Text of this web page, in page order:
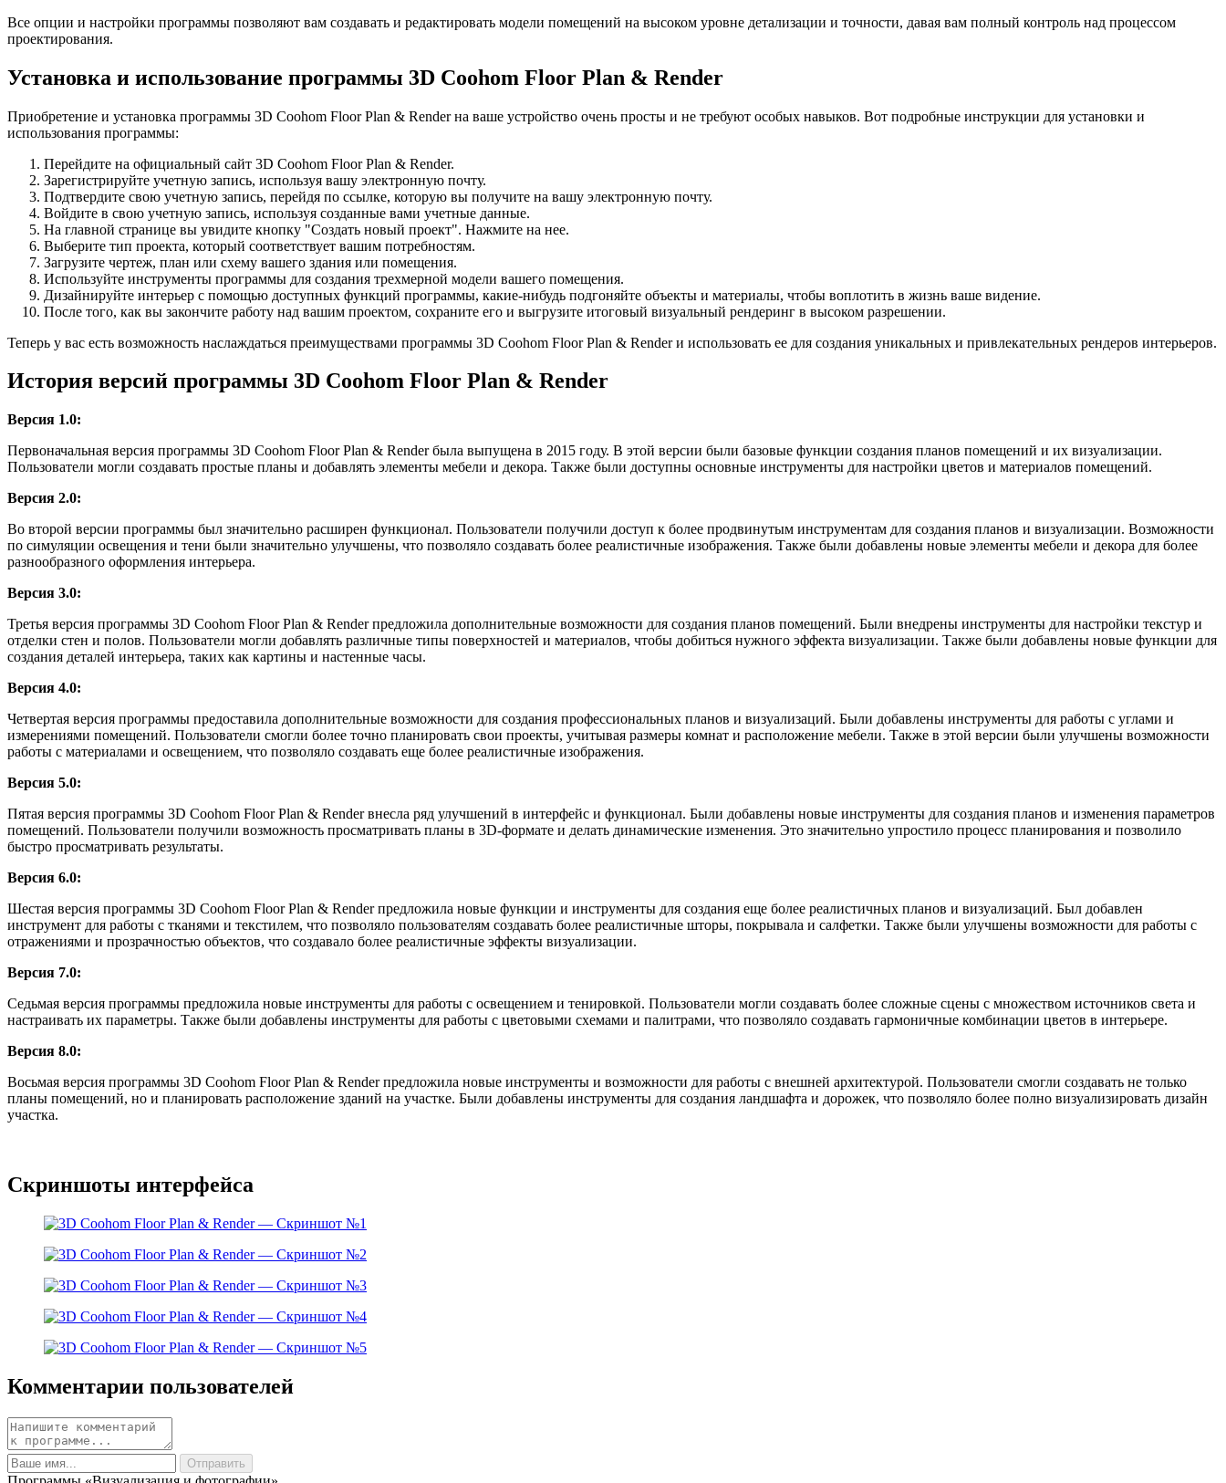
Все опции и настройки программы позволяют вам создавать и редактировать модели помещений на высоком уровне детализации и точности, давая вам полный контроль над процессом
проектирования.
Установка и использование программы 3D Coohom Floor Plan & Render
Приобретение и установка программы 3D Coohom Floor Plan & Render на ваше устройство очень просты и не требуют особых навыков. Вот подробные инструкции для установки и
использования программы:
Перейдите на официальный сайт 3D Coohom Floor Plan & Render.
Зарегистрируйте учетную запись, используя вашу электронную почту.
Подтвердите свою учетную запись, перейдя по ссылке, которую вы получите на вашу электронную почту.
Войдите в свою учетную запись, используя созданные вами учетные данные.
На главной странице вы увидите кнопку "Создать новый проект". Нажмите на нее.
Выберите тип проекта, который соответствует вашим потребностям.
Загрузите чертеж, план или схему вашего здания или помещения.
Используйте инструменты программы для создания трехмерной модели вашего помещения.
Дизайнируйте интерьер с помощью доступных функций программы, какие-нибудь подгоняйте объекты и материалы, чтобы воплотить в жизнь ваше видение.
После того, как вы закончите работу над вашим проектом, сохраните его и выгрузите итоговый визуальный рендеринг в высоком разрешении.
Теперь у вас есть возможность наслаждаться преимуществами программы 3D Coohom Floor Plan & Render и использовать ее для создания уникальных и привлекательных рендеров интерьеров.
История версий программы 3D Coohom Floor Plan & Render
Версия 1.0:
Первоначальная версия программы 3D Coohom Floor Plan & Render была выпущена в 2015 году. В этой версии были базовые функции создания планов помещений и их визуализации.
Пользователи могли создавать простые планы и добавлять элементы мебели и декора. Также были доступны основные инструменты для настройки цветов и материалов помещений.
Версия 2.0:
Во второй версии программы был значительно расширен функционал. Пользователи получили доступ к более продвинутым инструментам для создания планов и визуализации. Возможности
по симуляции освещения и тени были значительно улучшены, что позволяло создавать более реалистичные изображения. Также были добавлены новые элементы мебели и декора для более
разнообразного оформления интерьера.
Версия 3.0:
Третья версия программы 3D Coohom Floor Plan & Render предложила дополнительные возможности для создания планов помещений. Были внедрены инструменты для настройки текстур и
отделки стен и полов. Пользователи могли добавлять различные типы поверхностей и материалов, чтобы добиться нужного эффекта визуализации. Также были добавлены новые функции для
создания деталей интерьера, таких как картины и настенные часы.
Версия 4.0:
Четвертая версия программы предоставила дополнительные возможности для создания профессиональных планов и визуализаций. Были добавлены инструменты для работы с углами и
измерениями помещений. Пользователи смогли более точно планировать свои проекты, учитывая размеры комнат и расположение мебели. Также в этой версии были улучшены возможности
работы с материалами и освещением, что позволяло создавать еще более реалистичные изображения.
Версия 5.0:
Пятая версия программы 3D Coohom Floor Plan & Render внесла ряд улучшений в интерфейс и функционал. Были добавлены новые инструменты для создания планов и изменения параметров
помещений. Пользователи получили возможность просматривать планы в 3D-формате и делать динамические изменения. Это значительно упростило процесс планирования и позволило
быстро просматривать результаты.
Версия 6.0:
Шестая версия программы 3D Coohom Floor Plan & Render предложила новые функции и инструменты для создания еще более реалистичных планов и визуализаций. Был добавлен
инструмент для работы с тканями и текстилем, что позволяло пользователям создавать более реалистичные шторы, покрывала и салфетки. Также были улучшены возможности для работы с
отражениями и прозрачностью объектов, что создавало более реалистичные эффекты визуализации.
Версия 7.0:
Седьмая версия программы предложила новые инструменты для работы с освещением и тенировкой. Пользователи могли создавать более сложные сцены с множеством источников света и
настраивать их параметры. Также были добавлены инструменты для работы с цветовыми схемами и палитрами, что позволяло создавать гармоничные комбинации цветов в интерьере.
Версия 8.0:
Восьмая версия программы 3D Coohom Floor Plan & Render предложила новые инструменты и возможности для работы с внешней архитектурой. Пользователи смогли создавать не только
планы помещений, но и планировать расположение зданий на участке. Были добавлены инструменты для создания ландшафта и дорожек, что позволяло более полно визуализировать дизайн
участка.
Скриншоты интерфейса
Комментарии пользователей